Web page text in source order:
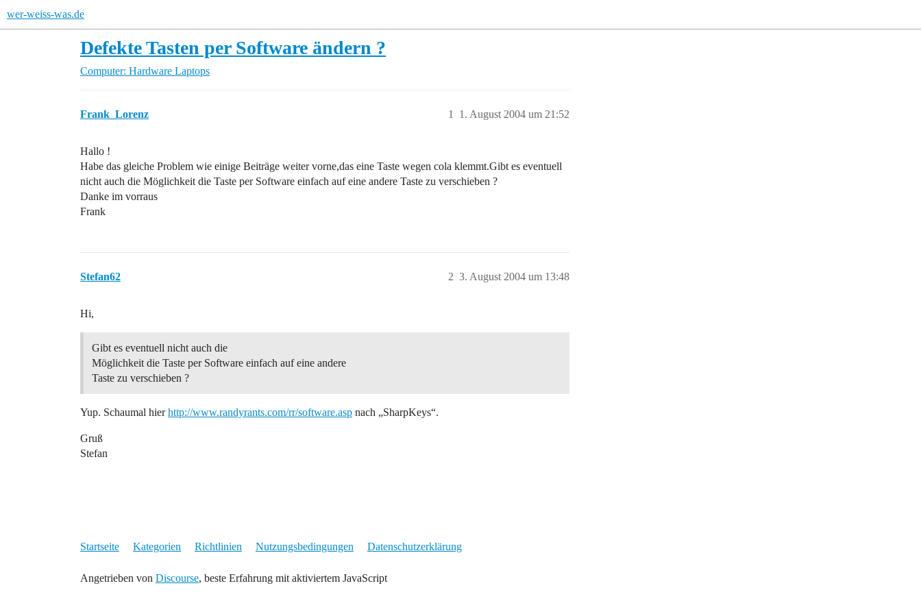
wer-weiss-was.de
Defekte Tasten per Software ändern ?
Computer: Hardware Laptops
Frank_Lorenz 1. August 2004 um 21:52
1
Hallo !
Habe das gleiche Problem wie einige Beiträge weiter vorne,das eine Taste wegen cola klemmt.Gibt es eventuell
nicht auch die Möglichkeit die Taste per Software einfach auf eine andere Taste zu verschieben ?
Danke im vorraus
Frank
Stefan62 3. August 2004 um 13:48
2
Hi,
Gibt es eventuell nicht auch die
Möglichkeit die Taste per Software einfach auf eine andere
Taste zu verschieben ?
Yup. Schaumal hierhttp://www.randyrants.com/rr/software.asp nach „SharpKeys“.
Gruß
Stefan
Startseite Kategorien Richtlinien Nutzungsbedingungen Datenschutzerklärung
Angetrieben von Discourse, beste Erfahrung mit aktiviertem JavaScript